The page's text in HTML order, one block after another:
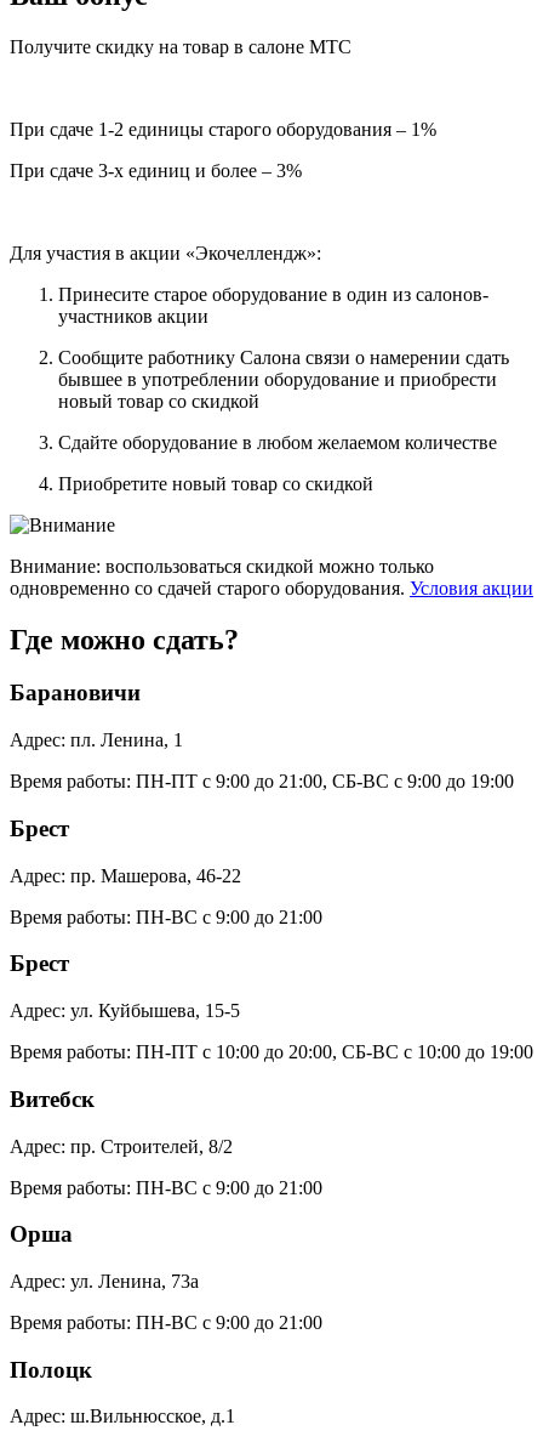
Получите скидку на товар в салоне МТС
При сдаче 1-2 единицы старого оборудования – 1%
При сдаче 3-х единиц и более – 3%
Для участия в акции «Экочеллендж»:
Принесите старое оборудование в один из салонов-
участников акции
Сообщите работнику Салона связи о намерении сдать
бывшее в употреблении оборудование и приобрести
новый товар со скидкой
Сдайте оборудование в любом желаемом количестве
Приобретите новый товар со скидкой
Внимание: воспользоваться скидкой можно только
одновременно со сдачей старого оборудования. Условия акции
Где можно сдать?
Барановичи
Адрес: пл. Ленина, 1
Время работы: ПН-ПТ с 9:00 до 21:00, СБ-ВС с 9:00 до 19:00
Брест
Адрес: пр. Машерова, 46-22
Время работы: ПН-ВС с 9:00 до 21:00
Брест
Адрес: ул. Куйбышева, 15-5
Время работы: ПН-ПТ с 10:00 до 20:00, СБ-ВС с 10:00 до 19:00
Витебск
Адрес: пр. Строителей, 8/2
Время работы: ПН-ВС с 9:00 до 21:00
Орша
Адрес: ул. Ленина, 73а
Время работы: ПН-ВС с 9:00 до 21:00
Полоцк
Адрес: ш.Вильнюсское, д.1